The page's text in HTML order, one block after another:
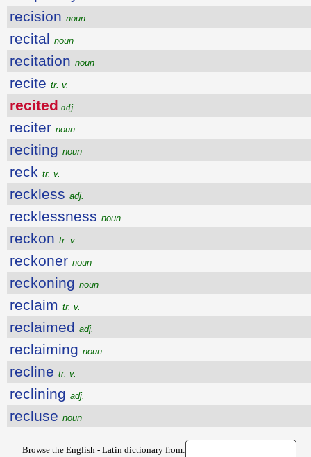
recision noun
recital noun
recitation noun
recite tr. v.
recited adj.
reciter noun
reciting noun
reck tr. v.
reckless adj.
recklessness noun
reckon tr. v.
reckoner noun
reckoning noun
reclaim tr. v.
reclaimed adj.
reclaiming noun
recline tr. v.
reclining adj.
recluse noun
Browse the English - Latin dictionary from: